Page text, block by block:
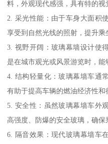
料，外观现代感强，具有特的视
2. 采光性能：由于车身大面积
享受到自然光线的照射，提升乘
3. 视野开阔：玻璃幕墙设计使
是在城市观光或风景游览时，能
4. 结构轻量化：玻璃幕墙车通
有助于提高车辆的燃油经济性和
5. 安全性：虽然玻璃幕墙车外
高强度、防爆的安全玻璃，确保
6. 隔音效果：现代玻璃幕墙车